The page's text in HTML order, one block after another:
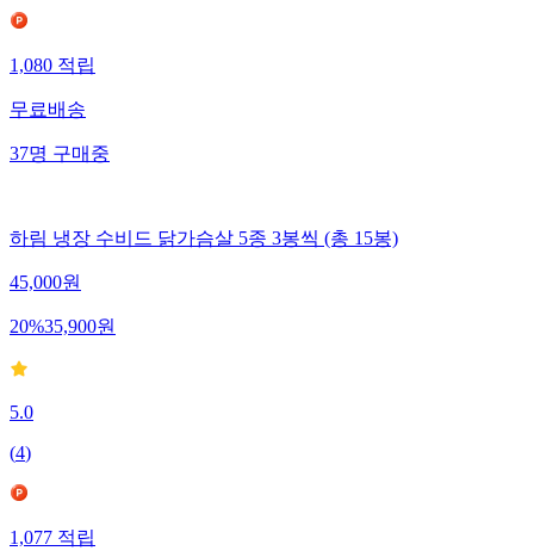
1,080적립
무료배송
37명구매중
하림 냉장 수비드 닭가슴살 5종 3봉씩 (총 15봉)
45,000원
20%35,900원
5.0
(4)
1,077적립